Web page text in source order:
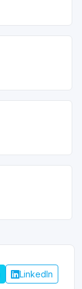
LinkedIn